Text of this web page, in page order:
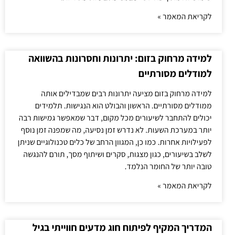
לקריאת המאמר »
למידה מרחוק בזום: יתרונות וחסרונות בהשוואה
למודלים מסורתיים
למידה מרחוק בזום מציעה יתרונות רבים שמבדילים אותה
ממודלים מסורתיים. הראשון והבולט הוא הנגישות. תלמידים
יכולים להתחבר לשיעורים מכל מקום, דבר שמאפשר גמישות רבה
יותר במערכת השעות. לא נדרש זמן נסיעה, מה שמפנה זמן נוסף
לפעילויות אחרות. כמו כן, המגוון הרחב של כלים טכנולוגיים שניתן
לשלב בשיעורים, כגון מצגות, סקרים ושיתוף מסך, תורם להנגשה
טובה יותר של החומר הנלמד.
לקריאת המאמר »
המדריך המקיף לפיתוח חוג מדעים חווייתי בגיל